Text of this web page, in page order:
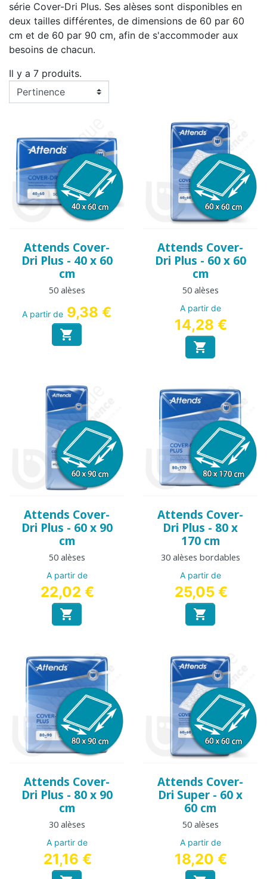
série Cover-Dri Plus. Ses alèses sont disponibles en
deux tailles différentes, de dimensions de 60 par 60
cm et de 60 par 90 cm, afin de s'accommoder aux
besoins de chacun.
Il y a 7 produits.
Attends Cover-
Dri Plus - 40 x 60
cm
50 alèses
A partir de 9,38 €

Attends Cover-
Dri Plus - 60 x 60
cm
50 alèses
A partir de
14,28 €

Attends Cover-
Dri Plus - 60 x 90
cm
50 alèses
A partir de
22,02 €

Attends Cover-
Dri Plus - 80 x
170 cm
30 alèses bordables
A partir de
25,05 €

Attends Cover-
Dri Plus - 80 x 90
cm
30 alèses
A partir de
21,16 €
Attends Cover-
Dri Super - 60 x
60 cm
50 alèses
A partir de
18,20 €